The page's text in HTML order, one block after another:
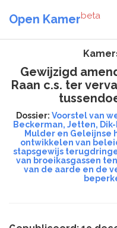
Open Kamerbeta
Gewijzigd
Raan c.s. ter
Dossier: Voorstel van
Beckerman, Jetten,
Mulder en Geleijnse
ontwikkelen van
stapsgewijs
van broeikasgassen
van de aarde en de